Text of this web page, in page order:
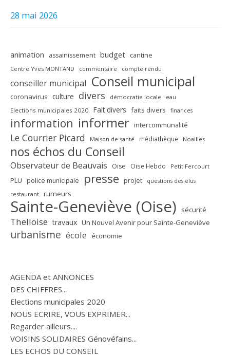
28 mai 2026
animation assainissement budget cantine
Centre Yves MONTAND commentaire compte rendu
conseiller municipal Conseil municipal
coronavirus culture divers démocratie locale eau
Elections municipales 2020 Fait divers faits divers finances
information informer intercommunalité
Le Courrier Picard Maison de santé médiathèque Noailles
nos échos du Conseil
Observateur de Beauvais Oise Oise Hebdo Petit Fercourt
PLU police municipale presse projet questions des élus
restaurant rumeurs
Sainte-Geneviève (Oise) sécurité
Thelloise travaux Un Nouvel Avenir pour Sainte-Geneviève
urbanisme école économie
AGENDA et ANNONCES
DES CHIFFRES...
Elections municipales 2020
NOUS ECRIRE, VOUS EXPRIMER...
Regarder ailleurs....
VOISINS SOLIDAIRES Génovéfains...
LES ECHOS DU CONSEIL